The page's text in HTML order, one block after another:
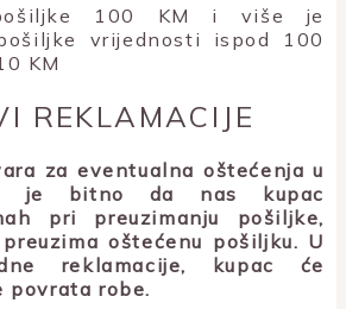
100 KM i više je
vrijednosti ispod 100
KM
REKLAMACIJE
za eventualna oštećenja u
je bitno da nas kupac
pri preuzimanju pošiljke,
oštećenu pošiljku. U
reklamacije, kupac će
robe.